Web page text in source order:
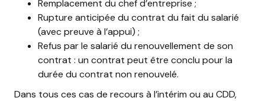
Remplacement du chef d’entreprise ;
Rupture anticipée du contrat du fait du salarié
(avec preuve à l’appui) ;
Refus par le salarié du renouvellement de son
contrat : un contrat peut être conclu pour la
durée du contrat non renouvelé.
Dans tous ces cas de recours à l’intérim ou au CDD,